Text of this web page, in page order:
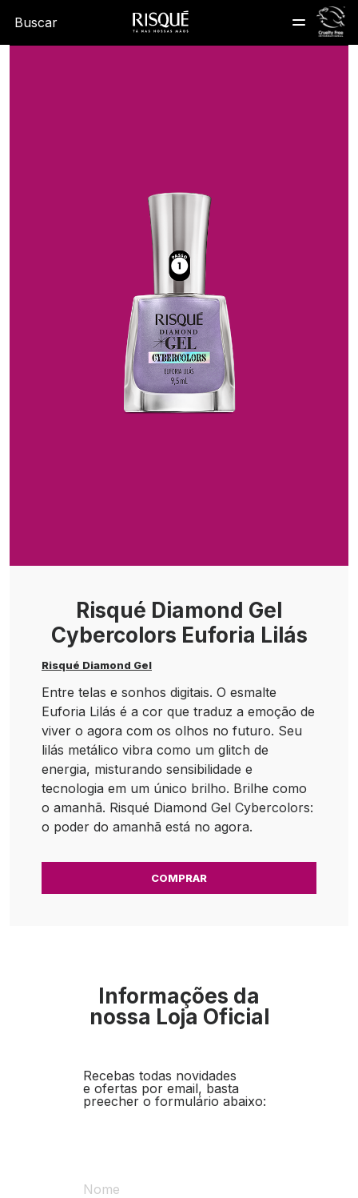
Risqué Diamond Gel
Cybercolors Euforia Lilás
Risqué Diamond Gel
Entre telas e sonhos digitais. O esmalte
Euforia Lilás é a cor que traduz a emoção de
viver o agora com os olhos no futuro. Seu
lilás metálico vibra como um glitch de
energia, misturando sensibilidade e
tecnologia em um único brilho. Brilhe como
o amanhã. Risqué Diamond Gel Cybercolors:
o poder do amanhã está no agora.
COMPRAR
Informações da
nossa Loja Oficial
Recebas todas novidades
e ofertas por email, basta
preecher o formulário abaixo:
Nome